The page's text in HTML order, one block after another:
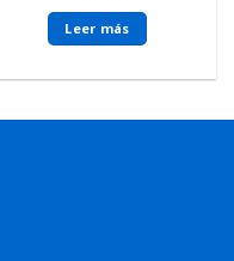
Leer más